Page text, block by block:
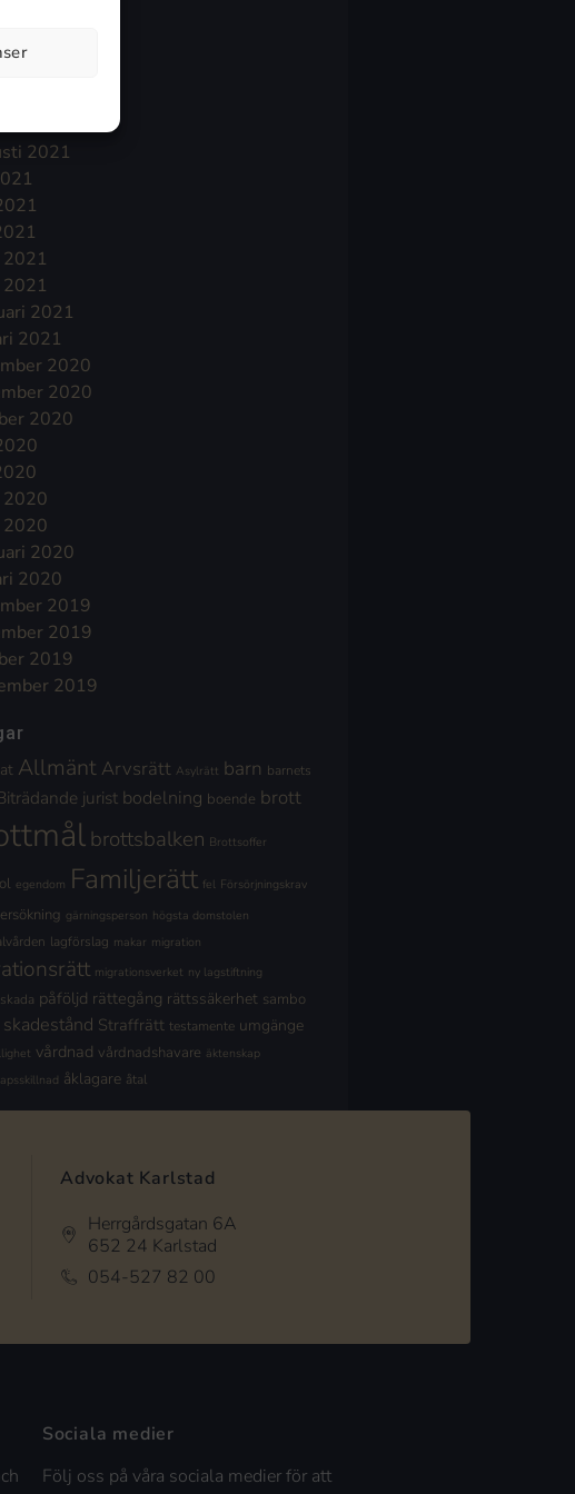
2021
2021
2021
2021
2021
2020
2020
2020
2020
2020
2020
2019
2019
2019
2019
Allmänt Arvsrätt Asylrätt barn barnets
jurist bodelning boende brott
brottsbalken Brottsoffer
egendom Familjerätt fel Försörjningskrav
gärningsperson högsta domstolen
lagförslag makar migration
migrationsverket ny lagstiftning
påföljd rättegång rättssäkerhet sambo
skadestånd Straffrätt testamente umgänge
vårdnad vårdnadshavare äktenskap
åklagare åtal
Advokat Karlstad
Herrgårdsgatan 6A
652 24 Karlstad
054-527 82 00
Sociala medier
Följ oss på våra sociala medier för att